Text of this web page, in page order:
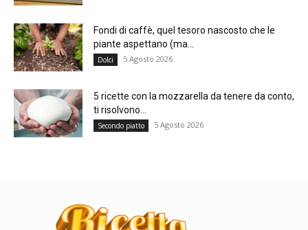
Fondi di caffè, quel tesoro nascosto che le
piante aspettano (ma...
Dolci 5 Agosto 2026
5 ricette con la mozzarella da tenere da conto,
ti risolvono...
Secondo piatto 5 Agosto 2026